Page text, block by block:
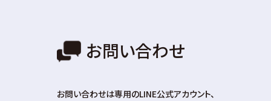
お問い合わせ
お問い合わせは専⽤のLINE公式アカウント、